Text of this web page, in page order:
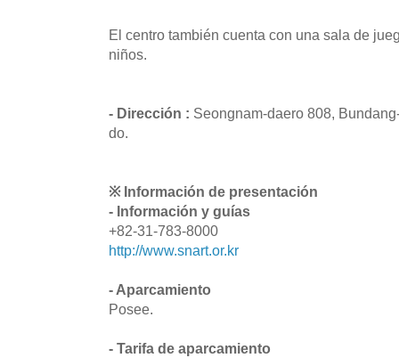
El centro también cuenta con una sala de
niños.
- Dirección : Seongnam-daero 808,
do.
※ Información de presentación
- Información y guías
+82-31-783-8000
http://www.snart.or.kr
- Aparcamiento
Posee.
- Tarifa de aparcamiento